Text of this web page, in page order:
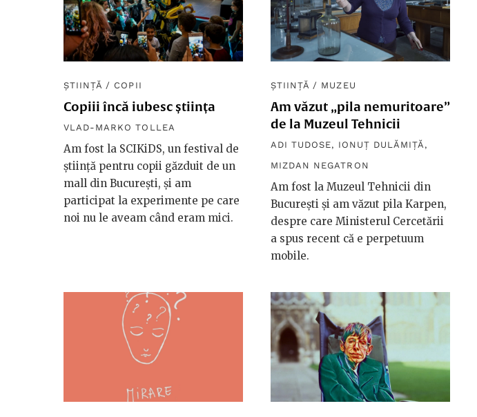
ȘTIINȚĂ / COPII
Copiii încă iubesc știința
VLAD-MARKO TOLLEA
Am fost la SCIKiDS, un festival de
știință pentru copii găzduit de un
mall din București, și am
participat la experimente pe care
noi nu le aveam când eram mici.
ȘTIINȚĂ / MUZEU
Am văzut „pila nemuritoare”
de la Muzeul Tehnicii
ADI TUDOSE, IONUȚ DULĂMIȚĂ ,
MIZDAN NEGATRON
Am fost la Muzeul Tehnicii din
București și am văzut pila Karpen,
despre care Ministerul Cercetării
a spus recent că e perpetuum
mobile.